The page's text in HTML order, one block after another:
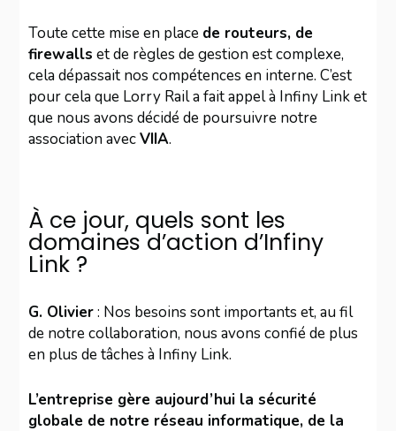
Toute cette mise en place de routeurs, de
firewalls et de règles de gestion est complexe,
cela dépassait nos compétences en interne. C’est
pour cela que Lorry Rail a fait appel à Infiny Link et
que nous avons décidé de poursuivre notre
association avecVIIA.
À ce jour, quels sont les
domaines d’action d’Infiny
Link ?
G. Olivier: Nos besoins sont importants et, au fil
de notre collaboration, nous avons confié de plus
en plus de tâches à Infiny Link.
L’entreprise gère aujourd’hui la sécurité
globale de notre réseau informatique, de la